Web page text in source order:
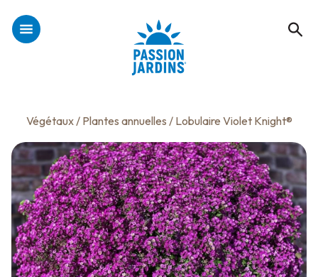
Végétaux/ Plantes annuelles / Lobulaire Violet Knight®